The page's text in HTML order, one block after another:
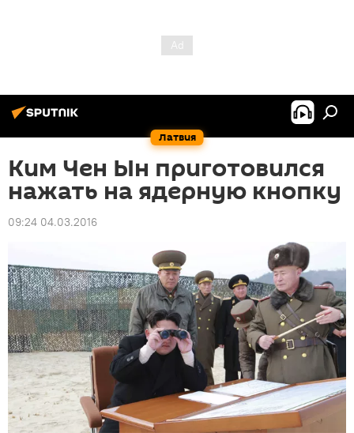
Латвия
Ким Чен Ын приготовился
нажать на ядерную кнопку
09:24 04.03.2016